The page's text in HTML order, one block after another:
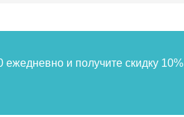
ежедневно и получите скидку 10%